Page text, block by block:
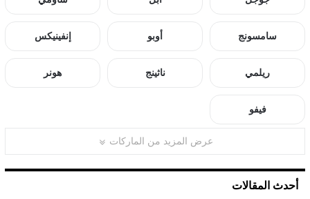
سامسونج أوبو إنفينيكس
ريلمي ناثينج هونر
فيفو
عرض المزيد من الماركات
أحدث المقالات